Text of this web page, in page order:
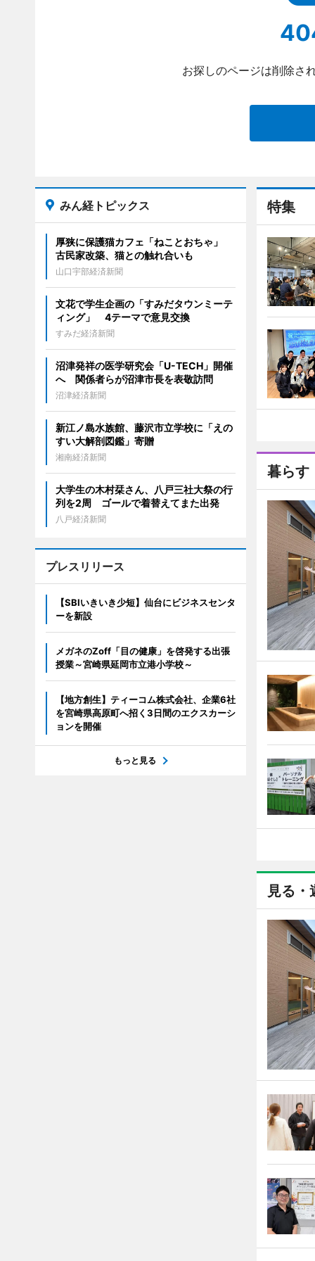
お探しのページは削除さ
特集
暮らす
見る・
みん経トピックス
厚狭に保護猫カフェ「ねことおちゃ」
古民家改築、猫との触れ合いも
山口宇部経済新聞
文花で学生企画の「すみだタウンミーテ
ィング」 4テーマで意見交換
すみだ経済新聞
沼津発祥の医学研究会「U-TECH」開催
へ 関係者らが沼津市長を表敬訪問
沼津経済新聞
新江ノ島水族館、藤沢市立学校に「えの
すい大解剖図鑑」寄贈
湘南経済新聞
大学生の木村栞さん、八戸三社大祭の行
列を2周 ゴールで着替えてまた出発
八戸経済新聞
プレスリリース
【SBIいきいき少短】仙台にビジネスセンタ
ーを新設
メガネのZoff「目の健康」を啓発する出張
授業～宮崎県延岡市立港小学校～
【地方創生】ティーコム株式会社、企業6社
を宮崎県高原町へ招く3日間のエクスカーシ
ョンを開催
もっと見る